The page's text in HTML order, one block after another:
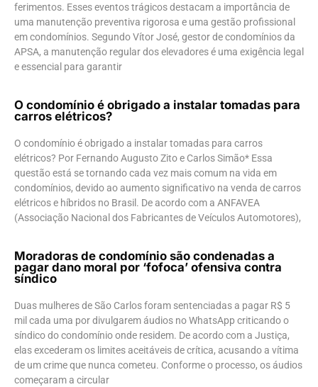
ferimentos. Esses eventos trágicos destacam a importância de
uma manutenção preventiva rigorosa e uma gestão profissional
em condomínios. Segundo Vítor José, gestor de condomínios da
APSA, a manutenção regular dos elevadores é uma exigência legal
e essencial para garantir
O condomínio é obrigado a instalar tomadas para
carros elétricos?
O condomínio é obrigado a instalar tomadas para carros
elétricos? Por Fernando Augusto Zito e Carlos Simão* Essa
questão está se tornando cada vez mais comum na vida em
condomínios, devido ao aumento significativo na venda de carros
elétricos e híbridos no Brasil. De acordo com a ANFAVEA
(Associação Nacional dos Fabricantes de Veículos Automotores),
Moradoras de condomínio são condenadas a
pagar dano moral por ‘fofoca’ ofensiva contra
síndico
Duas mulheres de São Carlos foram sentenciadas a pagar R$ 5
mil cada uma por divulgarem áudios no WhatsApp criticando o
síndico do condomínio onde residem. De acordo com a Justiça,
elas excederam os limites aceitáveis de crítica, acusando a vítima
de um crime que nunca cometeu. Conforme o processo, os áudios
começaram a circular